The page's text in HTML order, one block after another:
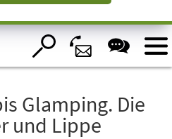
Glamping. Die
und Lippe